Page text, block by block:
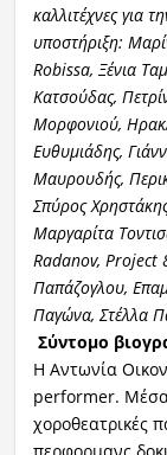
καλλιτέχνες για
υποστήριξη:
Robissa, Ξένια
Κατσούδας,
Μορφονιού,
Ευθυμιάδης,
Μαυρουδής,
Σπύρος
Μαργαρίτα
Radanov, Project
Παπάζογλου,
Παγώνα, Στέλλα
Σύντομο
Η Αντωνία
performer. Μέσα
χοροθεατρικές